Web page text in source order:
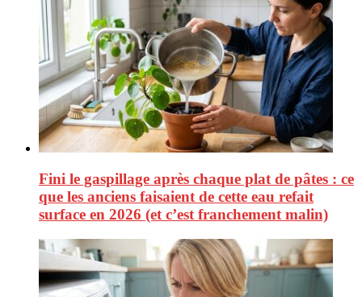
Fini le gaspillage après chaque plat de pâtes : ce
que les anciens faisaient de cette eau refait
surface en 2026 (et c’est franchement malin)